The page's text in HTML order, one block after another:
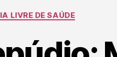
LIVRE DE SAÚDE